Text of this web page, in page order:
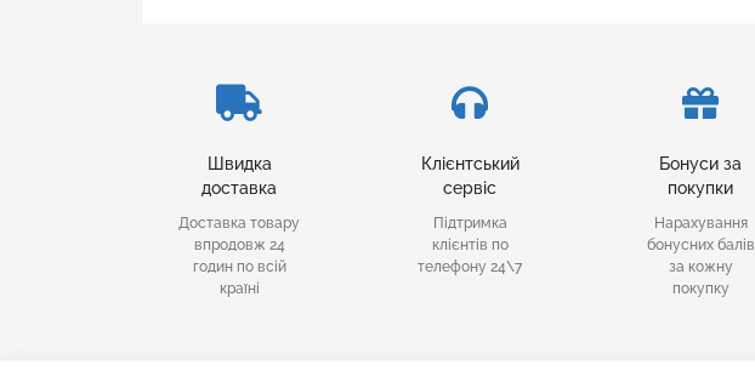
Швидка
доставка
Доставка товару
впродовж 24
годин по всій
країні
Клієнтський
сервіс
Підтримка
клієнтів по
телефону 24\7
Бонуси за
покупки
Нарахування
бонусних балів
за кожну
покупку